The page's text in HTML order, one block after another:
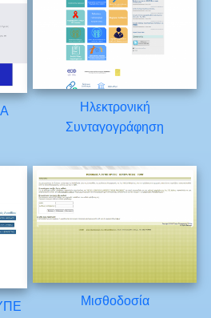
Ηλεκτρονική
Συνταγογράφηση
Μισθοδοσία